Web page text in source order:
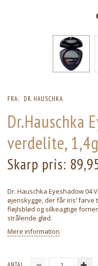
FRA: DR. HAUSCHKA
Dr.Hauschka
verdelite,
Skarp pris:
Dr. Hauschka Eyeshadow 04
øjenskygge, der får iris’
fløjlsblød og silkeagtige
strålende glød.
Mere information